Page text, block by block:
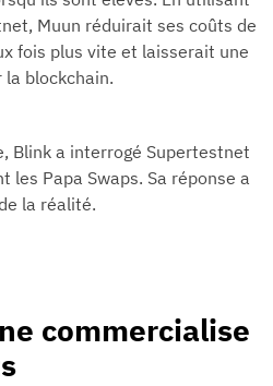
Muun réduirait ses coûts de
fois plus vite et laisserait une
blockchain.
Blink a interrogé Supertestnet
les Papa Swaps. Sa réponse a
la réalité.
commercialise